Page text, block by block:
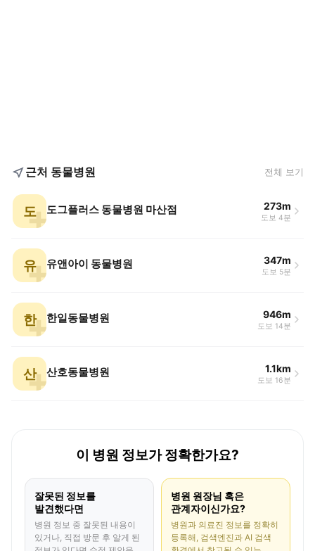
근처 동물병원 전체 보기
도 도그플러스 동물병원 마산점 273m
도보 4분
유 유앤아이 동물병원 347m
도보 5분
한 한일동물병원 946m
도보 14분
산 산호동물병원 1.1km
도보 16분
이 병원 정보가 정확한가요?
잘못된 정보를
발견했다면
병원 정보 중 잘못된 내용이
있거나, 직접 방문 후 알게 된
병원 원장님 혹은
관계자이신가요?
병원과 의료진 정보를 정확히
등록해, 검색엔진과 AI 검색